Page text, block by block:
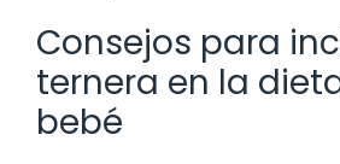
Consejos para
ternera en la
bebé